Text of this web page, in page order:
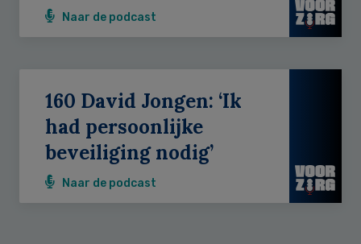
Naar de podcast
160 David Jongen: ‘Ik
had persoonlijke
beveiliging nodig’
Naar de podcast